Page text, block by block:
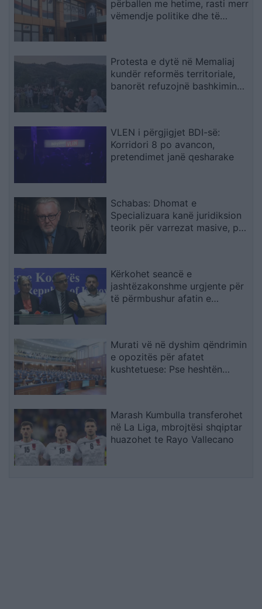
përballen me hetime, rasti merr
vëmendje politike dhe të
Protesta e dytë në Memaliaj
kundër reformës territoriale,
banorët refuzojnë bashkimin
VLEN i përgjigjet BDI-së:
Korridori 8 po avancon,
pretendimet janë qesharake
Schabas: Dhomat e
Specializuara kanë juridiksion
teorik për varrezat masive, por
Kërkohet seancë e
jashtëzakonshme urgjente për
të përmbushur afatin e
Murati vë në dyshim qëndrimin
e opozitës për afatet
kushtetuese: Pse heshtën
Marash Kumbulla transferohet
në La Liga, mbrojtësi shqiptar
huazohet te Rayo Vallecano